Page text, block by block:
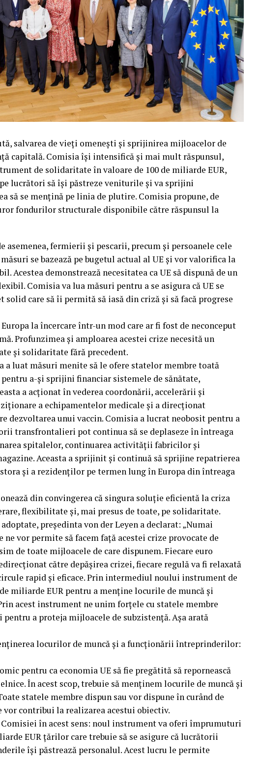
salvarea de vieți omenești și sprijinirea mijloacelor de
capitală. Comisia își intensifică și mai mult răspunsul,
de solidaritate în valoare de 100 de miliarde EUR,
lucrători să își păstreze veniturile și va sprijini
să se mențină pe linia de plutire. Comisia propune, de
fondurilor structurale disponibile către răspunsul la
asemenea, fermierii și pescarii, precum și persoanele cele
se bazează pe bugetul actual al UE și vor valorifica la
Acestea demonstrează necesitatea ca UE să dispună de un
Comisia va lua măsuri pentru a se asigura că UE se
solid care să îi permită să iasă din criză și să facă progrese
la încercare într-un mod care ar fi fost de neconceput
Profunzimea și amploarea acestei crize necesită un
și solidaritate fără precedent.
luat măsuri menite să le ofere statelor membre toată
a-și sprijini financiar sistemele de sănătate,
a acționat în vederea coordonării, accelerării și
a echipamentelor medicale și a direcționat
dezvoltarea unui vaccin. Comisia a lucrat neobosit pentru a
transfrontalieri pot continua să se deplaseze în întreaga
spitalelor, continuarea activității fabricilor și
Aceasta a sprijinit și continuă să sprijine repatrierea
și a rezidenților pe termen lung în Europa din întreaga
din convingerea că singura soluție eficientă la criza
flexibilitate și, mai presus de toate, pe solidaritate.
președinta von der Leyen a declarat: „Numai
vor permite să facem față acestei crize provocate de
de toate mijloacele de care dispunem. Fiecare euro
către depășirea crizei, fiecare regulă va fi relaxată
rapid și eficace. Prin intermediul noului instrument de
miliarde EUR pentru a menține locurile de muncă și
acest instrument ne unim forțele cu statele membre
a proteja mijloacele de subzistență. Așa arată
locurilor de muncă și a funcționării întreprinderilor:
pentru ca economia UE să fie pregătită să repornească
În acest scop, trebuie să menținem locurile de muncă și
statele membre dispun sau vor dispune în curând de
vor contribui la realizarea acestui obiectiv.
în acest sens: noul instrument va oferi împrumuturi
EUR țărilor care trebuie să se asigure că lucrătorii
își păstrează personalul. Acest lucru le permite